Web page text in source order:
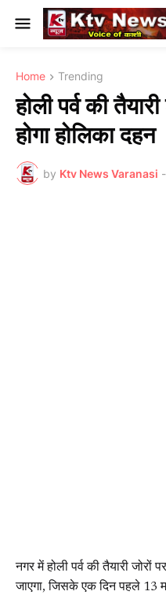
Home Trending
होली पर्व की
होगा होलिका दहन
by Ktv News Varanasi -
नगर में होली पर्व की तैयारी जोरों
जाएगा, जिसके एक दिन पहले 13